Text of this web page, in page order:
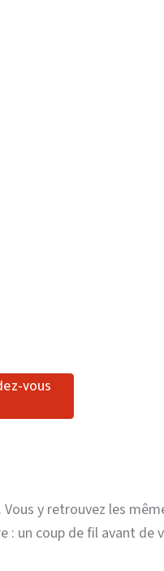
vous
y retrouvez les
: un coup de fil avant de